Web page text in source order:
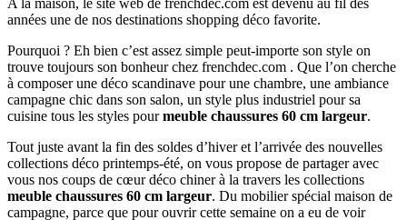
années une de nos destinations shopping déco favorite.
Pourquoi ? Eh bien c’est assez simple peut-importe son style on
trouve toujours son bonheur chez frenchdec.com . Que l’on cherche
à composer une déco scandinave pour une chambre, une ambiance
campagne chic dans son salon, un style plus industriel pour sa
cuisine tous les styles pourmeuble chaussures 60 cm largeur.
Tout juste avant la fin des soldes d’hiver et l’arrivée des nouvelles
collections déco printemps-été, on vous propose de partager avec
vous nos coups de cœur déco chiner à la travers les collections
meuble chaussures 60 cm largeur. Du mobilier spécial maison de
campagne, parce que pour ouvrir cette semaine on a eu de voir